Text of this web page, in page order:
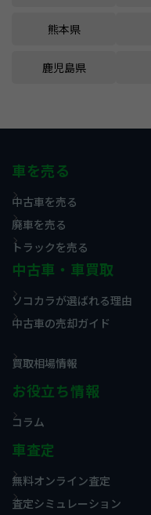
熊本県
鹿児島県
車を売る
中古車を売る
廃車を売る
トラックを売る
中古車・車買取
ソコカラが選ばれる理由
中古車の売却ガイド
買取相場情報
お役立ち情報
コラム
車査定
無料オンライン査定
査定シミュレーション